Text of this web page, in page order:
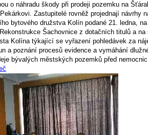
o náhradu škody při prodeji pozemku na
Zastupitelé rovněž projednají návrhy
bytového družstva Kolín podané 21. ledna, na
Šachovnice z dotačních titulů a na
Kolína týkající se vyřazení pohledávek za
a poznání procesů evidence a vymáhání
bývalých městských pozemků před